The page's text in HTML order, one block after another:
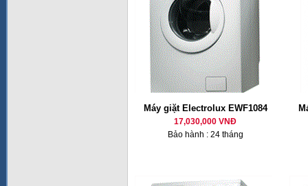
Máy giặt Electrolux EWF1084
17,030,000 VNĐ
Bảo hành : 24 tháng